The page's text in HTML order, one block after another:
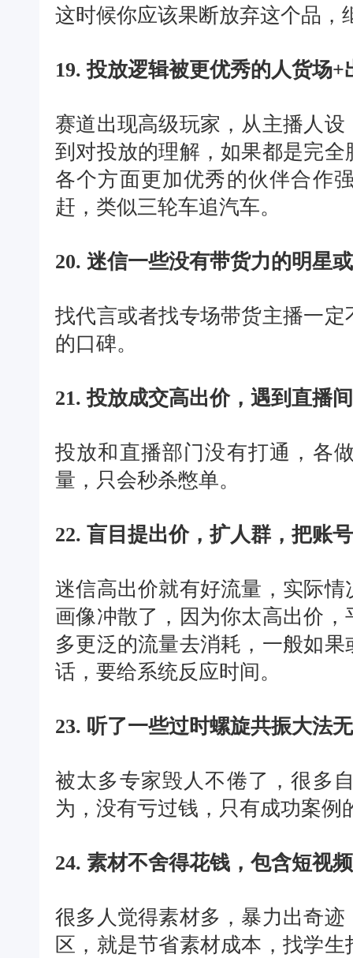
这时候你应该果断放弃这个品，
19. 投放逻辑被更优秀的人货场
赛道出现高级玩家，从主播人
到对投放的理解，如果都是完
各个方面更加优秀的伙伴合作
赶，类似三轮车追汽车。
20. 迷信一些没有带货力的明星
找代言或者找专场带货主播一
的口碑。
21. 投放成交高出价，遇到直播
投放和直播部门没有打通，各
量，只会秒杀憋单。
22. 盲目提出价，扩人群，把账
迷信高出价就有好流量，实际
画像冲散了，因为你太高出价
多更泛的流量去消耗，一般如
话，要给系统反应时间。
23. 听了一些过时螺旋共振大法
被太多专家毁人不倦了，很多
为，没有亏过钱，只有成功案例
24. 素材不舍得花钱，包含短视
很多人觉得素材多，暴力出奇
区，就是节省素材成本，找学